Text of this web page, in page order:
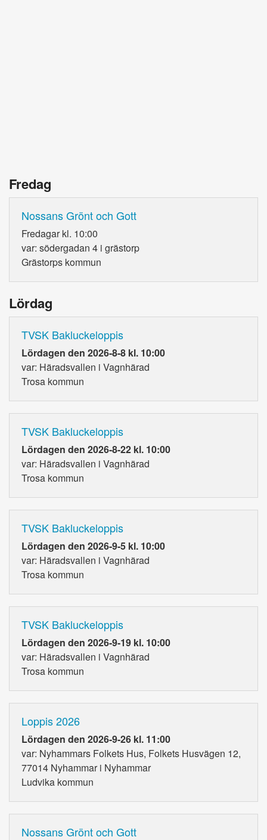
Fredag
Nossans Grönt och Gott
Fredagar kl. 10:00
var: södergadan 4 i grästorp
Grästorps kommun
Lördag
TVSK Bakluckeloppis
Lördagen den 2026-8-8 kl. 10:00
var: Häradsvallen i Vagnhärad
Trosa kommun
TVSK Bakluckeloppis
Lördagen den 2026-8-22 kl. 10:00
var: Häradsvallen i Vagnhärad
Trosa kommun
TVSK Bakluckeloppis
Lördagen den 2026-9-5 kl. 10:00
var: Häradsvallen i Vagnhärad
Trosa kommun
TVSK Bakluckeloppis
Lördagen den 2026-9-19 kl. 10:00
var: Häradsvallen i Vagnhärad
Trosa kommun
Loppis 2026
Lördagen den 2026-9-26 kl. 11:00
var: Nyhammars Folkets Hus, Folkets Husvägen 12,
77014 Nyhammar i Nyhammar
Ludvika kommun
Nossans Grönt och Gott